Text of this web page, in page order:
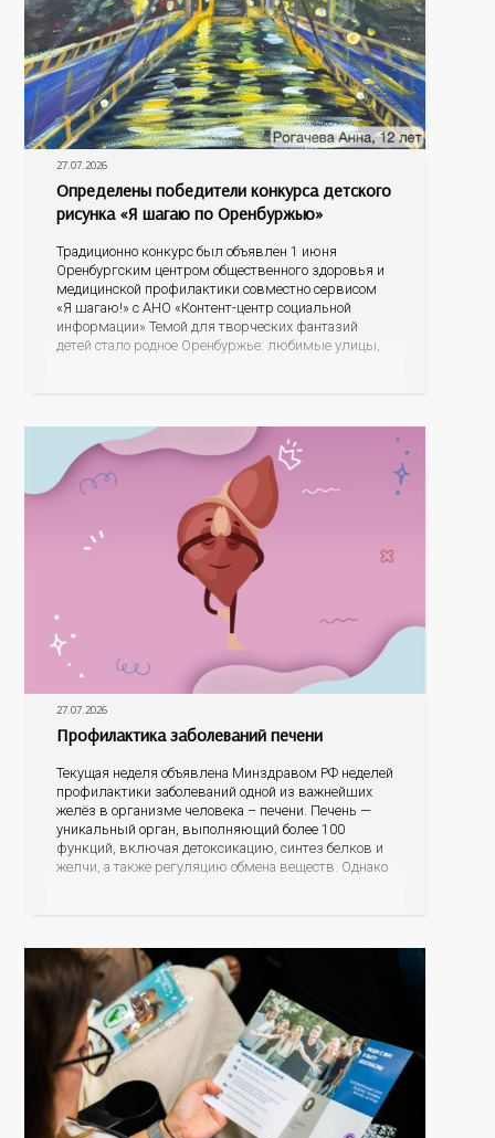
27.07.2026
Определены победители конкурса детского
рисунка «Я шагаю по Оренбуржью»
Традиционно конкурс был объявлен 1 июня
Оренбургским центром общественного здоровья и
медицинской профилактики совместно сервисом
«Я шагаю!» с АНО «Контент-центр социальной
информации» Темой для творческих фантазий
детей стало родное Оренбуржье: любимые улицы,
27.07.2026
Профилактика заболеваний печени
Текущая неделя объявлена Минздравом РФ неделей
профилактики заболеваний одной из важнейших
желёз в организме человека – печени. Печень —
уникальный орган, выполняющий более 100
функций, включая детоксикацию, синтез белков и
желчи, а также регуляцию обмена веществ. Однако